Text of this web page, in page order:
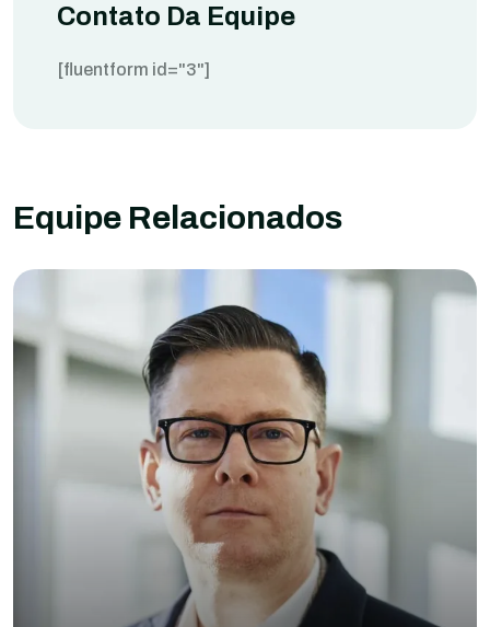
Contato Da Equipe
[fluentform id="3"]
Equipe Relacionados